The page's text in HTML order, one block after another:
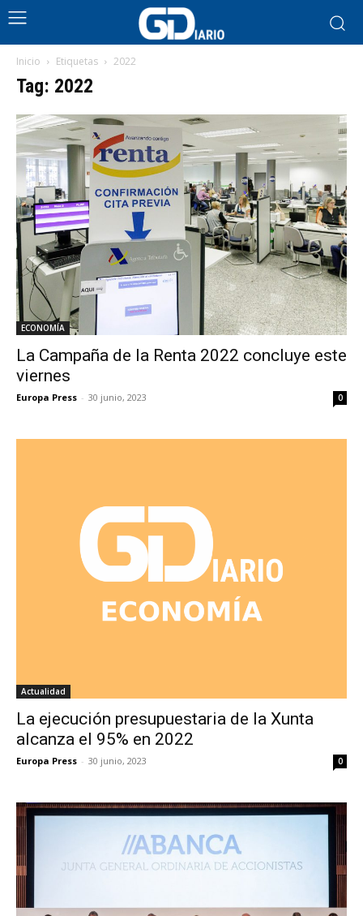
Inicio Etiquetas 2022
Tag: 2022
ECONOMÍA
La Campaña de la Renta 2022 concluye este
viernes
Europa Press - 30 junio, 2023 0
Actualidad
La ejecución presupuestaria de la Xunta
alcanza el 95% en 2022
Europa Press - 30 junio, 2023 0